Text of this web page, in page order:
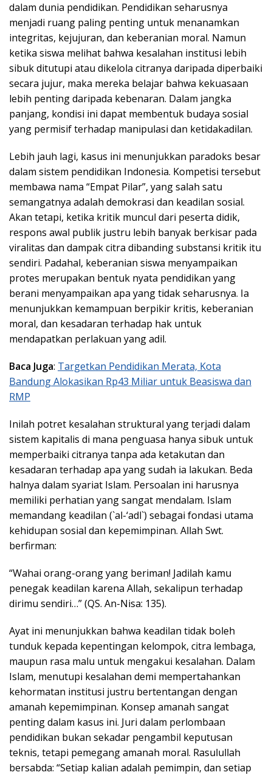
dalam dunia pendidikan. Pendidikan seharusnya
menjadi ruang paling penting untuk menanamkan
integritas, kejujuran, dan keberanian moral. Namun
ketika siswa melihat bahwa kesalahan institusi lebih
sibuk ditutupi atau dikelola citranya daripada diperbaiki
secara jujur, maka mereka belajar bahwa kekuasaan
lebih penting daripada kebenaran. Dalam jangka
panjang, kondisi ini dapat membentuk budaya sosial
yang permisif terhadap manipulasi dan ketidakadilan.
Lebih jauh lagi, kasus ini menunjukkan paradoks besar
dalam sistem pendidikan Indonesia. Kompetisi tersebut
membawa nama “Empat Pilar”, yang salah satu
semangatnya adalah demokrasi dan keadilan sosial.
Akan tetapi, ketika kritik muncul dari peserta didik,
respons awal publik justru lebih banyak berkisar pada
viralitas dan dampak citra dibanding substansi kritik itu
sendiri. Padahal, keberanian siswa menyampaikan
protes merupakan bentuk nyata pendidikan yang
berani menyampaikan apa yang tidak seharusnya. Ia
menunjukkan kemampuan berpikir kritis, keberanian
moral, dan kesadaran terhadap hak untuk
mendapatkan perlakuan yang adil.
Baca Juga: Targetkan Pendidikan Merata, Kota
Bandung Alokasikan Rp43 Miliar untuk Beasiswa dan
RMP
Inilah potret kesalahan struktural yang terjadi dalam
sistem kapitalis di mana penguasa hanya sibuk untuk
memperbaiki citranya tanpa ada ketakutan dan
kesadaran terhadap apa yang sudah ia lakukan. Beda
halnya dalam syariat Islam. Persoalan ini harusnya
memiliki perhatian yang sangat mendalam. Islam
memandang keadilan (`al-‘adl`) sebagai fondasi utama
kehidupan sosial dan kepemimpinan. Allah Swt.
berfirman:
“Wahai orang-orang yang beriman! Jadilah kamu
penegak keadilan karena Allah, sekalipun terhadap
dirimu sendiri…” (QS. An-Nisa: 135).
Ayat ini menunjukkan bahwa keadilan tidak boleh
tunduk kepada kepentingan kelompok, citra lembaga,
maupun rasa malu untuk mengakui kesalahan. Dalam
Islam, menutupi kesalahan demi mempertahankan
kehormatan institusi justru bertentangan dengan
amanah kepemimpinan. Konsep amanah sangat
penting dalam kasus ini. Juri dalam perlombaan
pendidikan bukan sekadar pengambil keputusan
teknis, tetapi pemegang amanah moral. Rasulullah
bersabda: “Setiap kalian adalah pemimpin, dan setiap